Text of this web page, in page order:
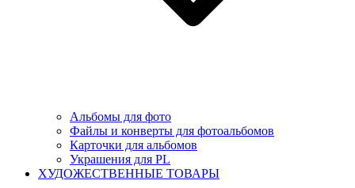
Альбомы для фото
Файлы и конверты для фотоальбомов
Карточки для альбомов
Украшения для PL
ХУДОЖЕСТВЕННЫЕ ТОВАРЫ